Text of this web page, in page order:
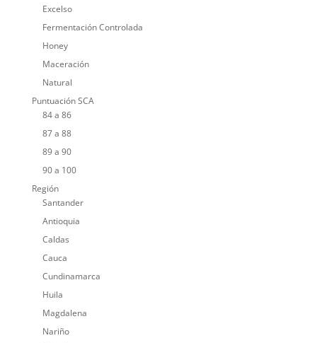
Excelso
Fermentación Controlada
Honey
Maceración
Natural
Puntuación SCA
84 a 86
87 a 88
89 a 90
90 a 100
Región
Santander
Antioquia
Caldas
Cauca
Cundinamarca
Huila
Magdalena
Nariño